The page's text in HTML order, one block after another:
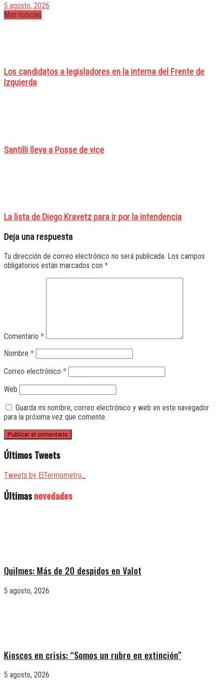
5 agosto, 2026
Mas noticias
Los candidatos a legisladores en la interna del Frente de
Izquierda
Santilli lleva a Posse de vice
La lista de Diego Kravetz para ir por la intendencia
Deja una respuesta
Tu dirección de correo electrónico no será publicada. Los campos
obligatorios están marcados con *
Comentario *
Nombre *
Correo electrónico *
Web
Guarda mi nombre, correo electrónico y web en este navegador
para la próxima vez que comente.
Últimos Tweets
Tweets by ElTermometro_
Últimasnovedades
Quilmes: Más de 20 despidos en Valot
5 agosto, 2026
Kioscos en crisis: “Somos un rubro en extinción”
5 agosto, 2026